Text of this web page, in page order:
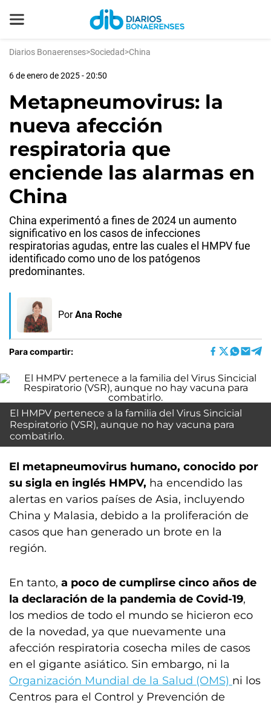
Diarios Bonaerenses>Sociedad>China
6 de enero de 2025 - 20:50
Metapneumovirus: la
nueva afección
respiratoria que
enciende las alarmas en
China
China experimentó a fines de 2024 un aumento
significativo en los casos de infecciones
respiratorias agudas, entre las cuales el HMPV fue
identificado como uno de los patógenos
predominantes.
Por Ana Roche
Para compartir:
El HMPV pertenece a la familia del Virus Sincicial
Respiratorio (VSR), aunque no hay vacuna para
combatirlo.
El metapneumovirus humano, conocido por
su sigla en inglés HMPV, ha encendido las
alertas en varios países de Asia, incluyendo
China y Malasia, debido a la proliferación de
casos que han generado un brote en la
región.
En tanto, a poco de cumplirse cinco años de
la declaración de la pandemia de Covid-19,
los medios de todo el mundo se hicieron eco
de la novedad, ya que nuevamente una
afección respiratoria cosecha miles de casos
en el gigante asiático. Sin embargo, ni la
Organización Mundial de la Salud (OMS) ni los
Centros para el Control y Prevención de